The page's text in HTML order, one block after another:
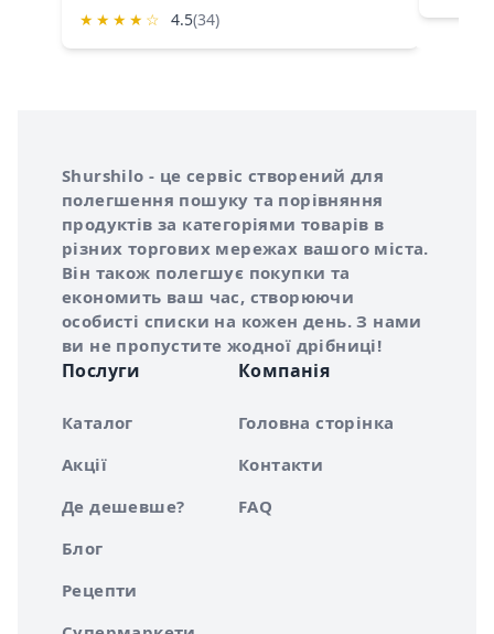
★ ★ ★ ★ ☆ 4.5(34)
Про сервіс Shurshilo
Shurshilo - це сервіс створений для
полегшення пошуку та порівняння
продуктів за категоріями товарів в
різних торгових мережах вашого міста.
Він також полегшує покупки та
економить ваш час, створюючи
особисті списки на кожен день. З нами
ви не пропустите жодної дрібниці!
Послуги
Каталог
Акції
Де дешевше?
Блог
Рецепти
Компанія
Головна сторінка
Контакти
FAQ